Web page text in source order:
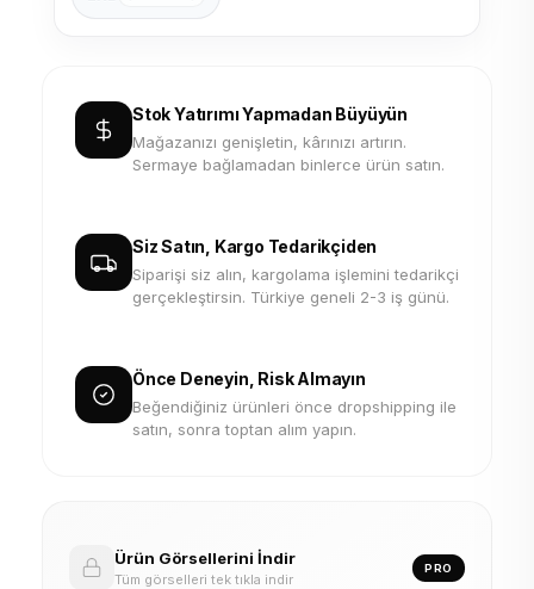
Stok Yatırımı Yapmadan Büyüyün
Mağazanızı genişletin, kârınızı artırın.
Sermaye bağlamadan binlerce ürün satın.
Siz Satın, Kargo Tedarikçiden
Siparişi siz alın, kargolama işlemini tedarikçi
gerçekleştirsin. Türkiye geneli 2-3 iş günü.
Önce Deneyin, Risk Almayın
Beğendiğiniz ürünleri önce dropshipping ile
satın, sonra toptan alım yapın.
Ürün Görsellerini İndir
Tüm görselleri tek tıkla indir
PRO